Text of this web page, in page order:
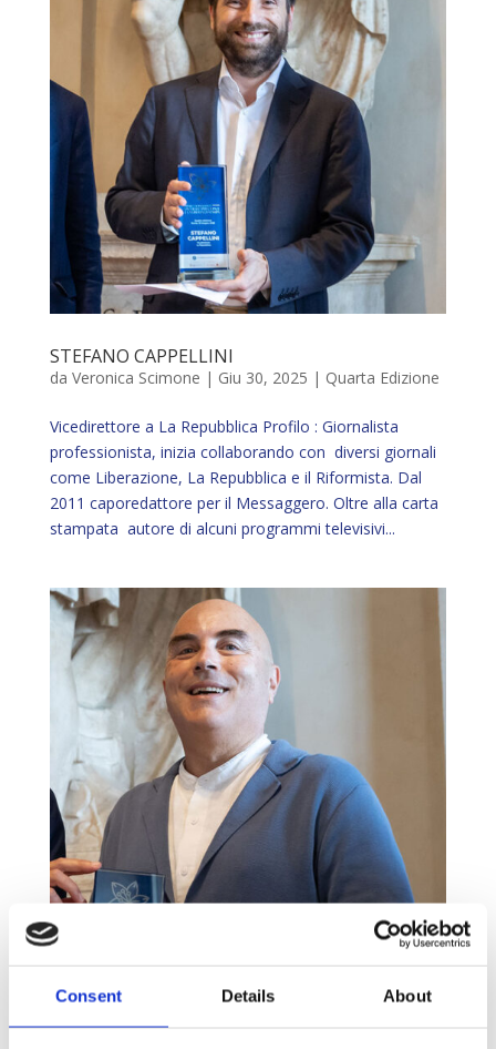
Consent Details About
STEFANO CAPPELLINI
da Veronica Scimone | Giu 30, 2025 | Quarta Edizione
Vicedirettore a La Repubblica Profilo : Giornalista
professionista, inizia collaborando con diversi giornali
come Liberazione, La Repubblica e il Riformista. Dal
2011 caporedattore per il Messaggero. Oltre alla carta
stampata autore di alcuni programmi televisivi...
ROBERTO ANTONINI